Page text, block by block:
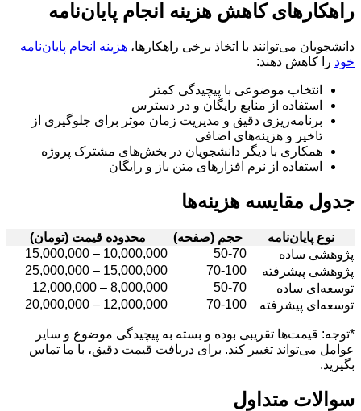
راهکارهای کاهش هزینه انجام پایان‌نامه
دانشجویان می‌توانند با اتخاذ برخی راهکارها، هزینه انجام پایان‌نامه
خود را کاهش دهند:
انتخاب موضوعی با پیچیدگی کمتر
استفاده از منابع رایگان و در دسترس
برنامه‌ریزی دقیق و مدیریت زمان موثر برای جلوگیری از
تاخیر و هزینه‌های اضافی
همکاری با دیگر دانشجویان در بخش‌های مشترک پروژه
استفاده از نرم افزارهای متن باز و رایگان
جدول مقایسه هزینه‌ها
نوع پایان‌نامه حجم (صفحه)
محدوده قیمت (تومان)
پژوهشی ساده
50-70
10,000,000 – 15,000,000
پژوهشی پیشرفته
70-100
15,000,000 – 25,000,000
توسعه‌ای ساده
50-70
8,000,000 – 12,000,000
توسعه‌ای پیشرفته
70-100
12,000,000 – 20,000,000
*توجه: قیمت‌ها تقریبی بوده و بسته به پیچیدگی موضوع و سایر
عوامل می‌تواند تغییر کند. برای دریافت قیمت دقیق، با ما تماس
بگیرید.
سوالات متداول